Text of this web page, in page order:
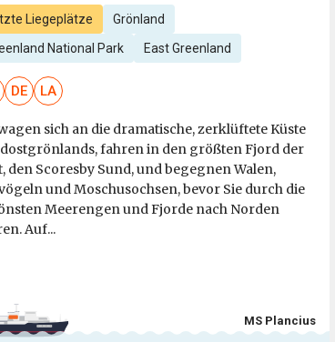
Liegeplätze Grönland
National Park East Greenland
DE LA
sich an die dramatische, zerklüftete Küste
fahren in den größten Fjord der
den Scoresby Sund, und begegnen Walen,
und Moschusochsen, bevor Sie durch die
Meerengen und Fjorde nach Norden
Auf...
MS Plancius